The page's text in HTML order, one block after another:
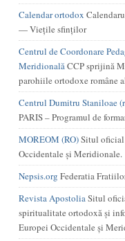
Calendar ortodox
— Viețile sfinților
Centrul de Coordonare
MeridionalăCCP sprijină
parohiile ortodoxe române
Centrul Dumitru Staniloae
PARIS – Programul de
MOREOM (RO)Situl oficial
Occidentale și Meridionale.
Nepsis.org Federatia
Revista ApostoliaSitul
spiritualitate ortodoxă și
Europei Occidentale și